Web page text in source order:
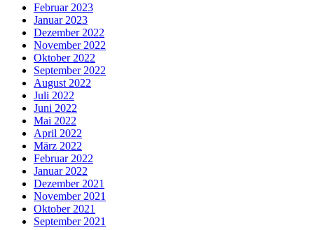
Februar 2023
Januar 2023
Dezember 2022
November 2022
Oktober 2022
September 2022
August 2022
Juli 2022
Juni 2022
Mai 2022
April 2022
März 2022
Februar 2022
Januar 2022
Dezember 2021
November 2021
Oktober 2021
September 2021